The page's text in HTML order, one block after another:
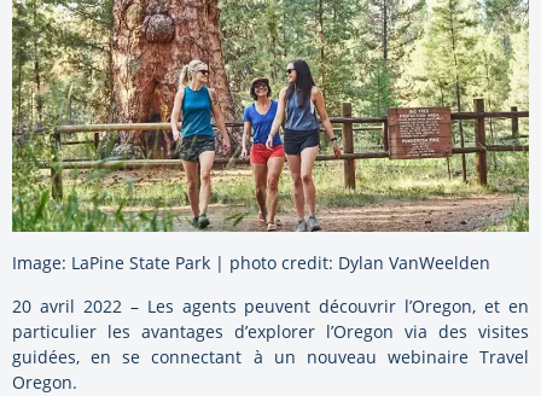
Image: LaPine State Park | photo credit: Dylan VanWeelden
20 avril 2022 – Les agents peuvent découvrir l’Oregon, et en
particulier les avantages d’explorer l’Oregon via des visites
guidées, en se connectant à un nouveau webinaire Travel
Oregon.